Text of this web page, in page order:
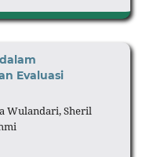
Evaluasi
Wulandari, Sheril